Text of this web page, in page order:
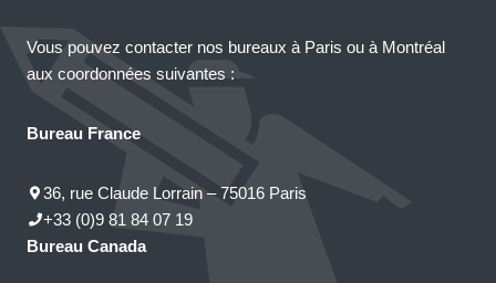
Vous pouvez contacter nos bureaux à Paris ou à Montréal
aux coordonnées suivantes :
Bureau France
36, rue Claude Lorrain – 75016 Paris
+33 (0)9 81 84 07 19
Bureau Canada